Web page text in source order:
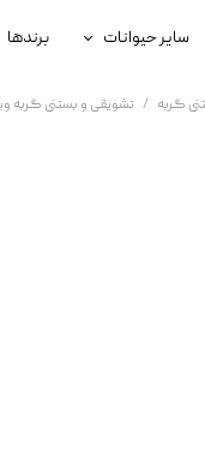
سگ
سایر حیوانات
محصولات پرندگان
برندها
جوسرا
گربه تشویقی و بستنی گربه